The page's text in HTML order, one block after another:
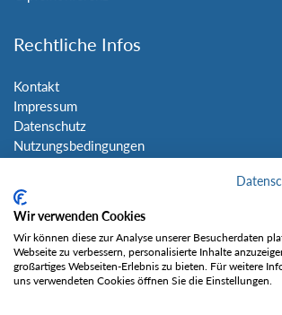
Rechtliche Infos
Kontakt
Impressum
Datenschutz
Nutzungsbedingungen
Social Media
Wir verwenden Cookies
Wir können diese zur Analyse unserer Besucherdaten
Webseite zu verbessern, personalisierte Inhalte
großartiges Webseiten-Erlebnis zu bieten. Für weitere
uns verwendeten Cookies öffnen Sie die Einstellungen.